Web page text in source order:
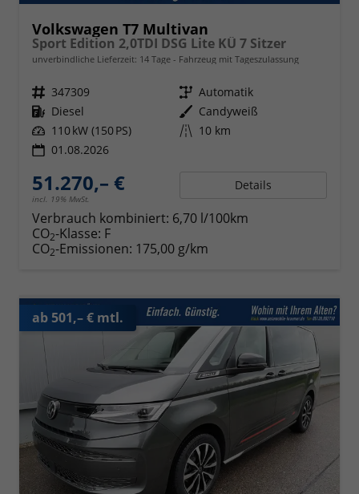
Volkswagen T7 Multivan
Sport Edition 2,0TDI DSG Lite KÜ 7 Sitzer
unverbindliche Lieferzeit: 14 Tage Fahrzeug mit Tageszulassung
Fahrzeugnr. 347309 Getriebe Automatik
Kraftstoff Diesel Außenfarbe Candyweiß
Leistung 110 kW (150 PS) Kilometerstand 10 km
01.08.2026
51.270,– €
incl. 19% MwSt.
Details
Verbrauch kombiniert: 6,70 l/100km
CO2-Klasse: F
CO2-Emissionen: 175,00 g/km
ab 501,– € mtl.